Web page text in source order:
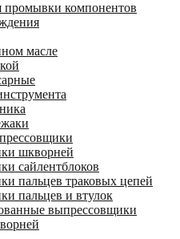
промывки компонентов
масле
шкворней
сайлентблоков
пальцев траковых цепей
пальцев и втулок
выпрессовщики